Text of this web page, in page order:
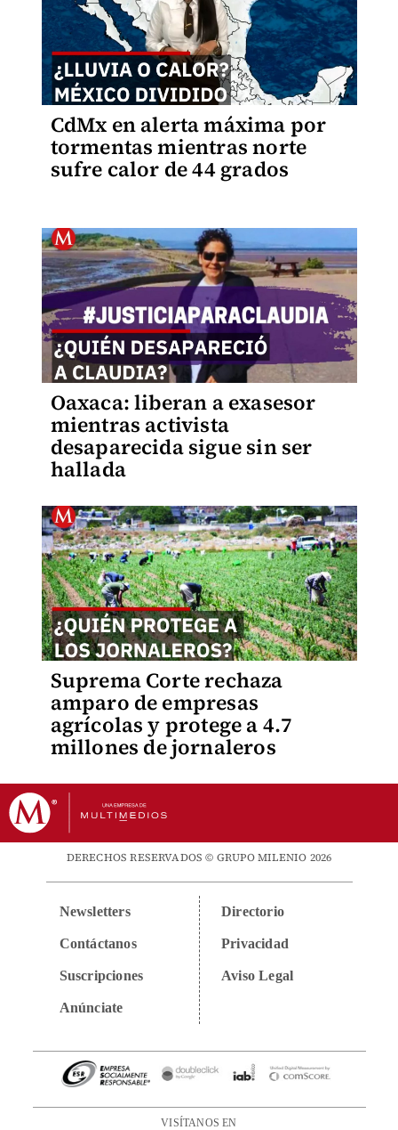
CdMx en alerta máxima por
tormentas mientras norte
sufre calor de 44 grados
Oaxaca: liberan a exasesor
mientras activista
desaparecida sigue sin ser
hallada
Suprema Corte rechaza
amparo de empresas
agrícolas y protege a 4.7
millones de jornaleros
DERECHOS RESERVADOS © GRUPO MILENIO 2026
Newsletters
Contáctanos
Suscripciones
Anúnciate
Directorio
Privacidad
Aviso Legal
VISÍTANOS EN